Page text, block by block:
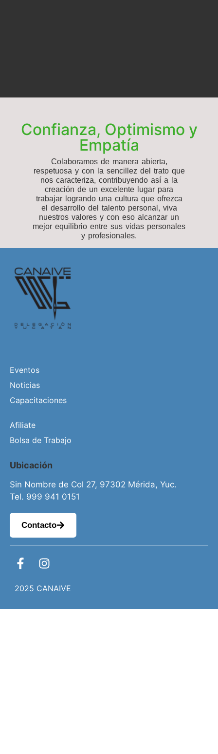
Confianza, Optimismo y
Empatía
Colaboramos de manera abierta,
respetuosa y con la sencillez del trato que
nos caracteriza, contribuyendo así a la
creación de un excelente lugar para
trabajar logrando una cultura que ofrezca
el desarrollo del talento personal, viva
nuestros valores y con eso alcanzar un
mejor equilibrio entre sus vidas personales
y profesionales.
Eventos
Noticias
Capacitaciones
Afiliate
Bolsa de Trabajo
Ubicación
Sin Nombre de Col 27, 97302 Mérida, Yuc.
Tel. 999 941 0151
Contacto
2025 CANAIVE